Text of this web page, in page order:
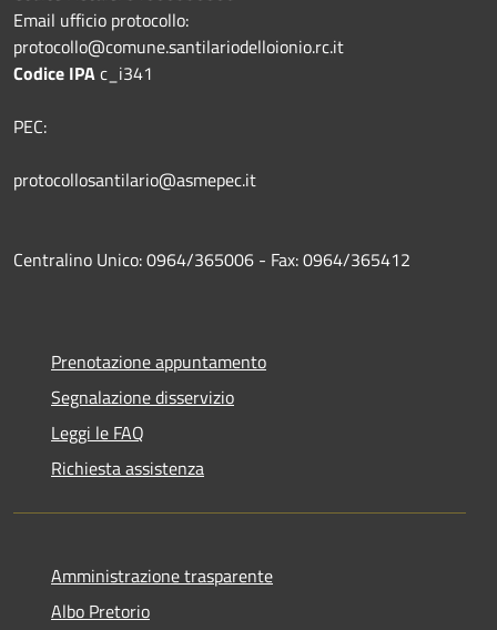
Email ufficio protocollo:
protocollo@comune.santilariodelloionio.rc.it
Codice IPAc_i341
PEC:
protocollosantilario@asmepec.it
Centralino Unico: 0964/365006 - Fax: 0964/365412
Prenotazione appuntamento
Segnalazione disservizio
Leggi le FAQ
Richiesta assistenza
Amministrazione trasparente
Albo Pretorio